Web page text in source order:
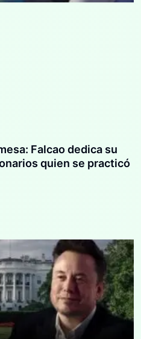
Falcao dedica su
quien se practicó